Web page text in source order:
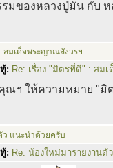
รมของหลวงปู่มั่น กับ ห
สมเด็จพระญาณสังวรฯ
: Re: เรื่อง "มิตรที่ดี" : สม
คุณฯ ให้ความหมาย "มิ
ว แนะนำด้วยครับ
: Re: น้องใหม่มารายงาน